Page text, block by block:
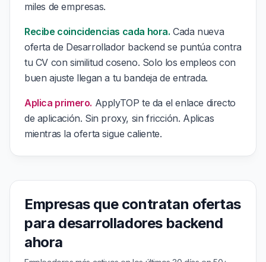
miles de empresas.
Recibe coincidencias cada hora. Cada nueva
oferta de Desarrollador backend se puntúa contra
tu CV con similitud coseno. Solo los empleos con
buen ajuste llegan a tu bandeja de entrada.
Aplica primero. ApplyTOP te da el enlace directo
de aplicación. Sin proxy, sin fricción. Aplicas
mientras la oferta sigue caliente.
Empresas que contratan ofertas
para desarrolladores backend
ahora